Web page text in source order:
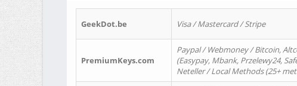
GeekDot.be Visa / Mastercard / Stripe
PremiumKeys.com
Paypal / Webmoney / Bitcoin,
(Easypay, Mbank, Przelewy24,
Neteller / Local Methods (25+